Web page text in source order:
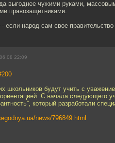
выгоднее чужими руками,
правозащитниками.
народ сам свое правительство
22:09
школьников будут учить с
С начала следующего
который разработали
news/796849.html